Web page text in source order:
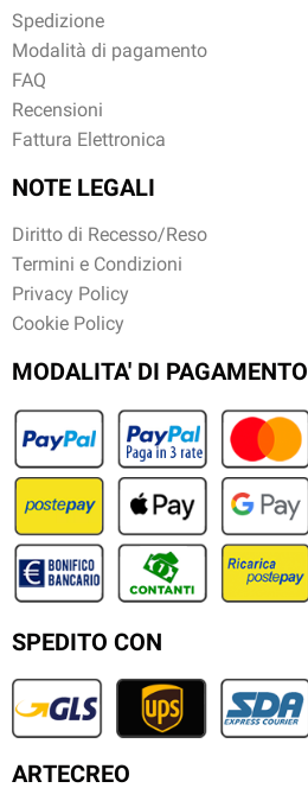
Spedizione
Modalità di pagamento
FAQ
Recensioni
Fattura Elettronica
NOTE LEGALI
Diritto di Recesso/Reso
Termini e Condizioni
Privacy Policy
Cookie Policy
MODALITA' DI PAGAMENTO
SPEDITO CON
ARTECREO